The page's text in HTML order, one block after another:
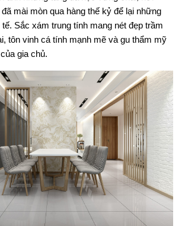
mài mòn qua hàng thế kỷ để lại những
Sắc xám trung tính mang nét đẹp trầm
tôn vinh cá tính mạnh mẽ và gu thẩm mỹ
gia chủ.